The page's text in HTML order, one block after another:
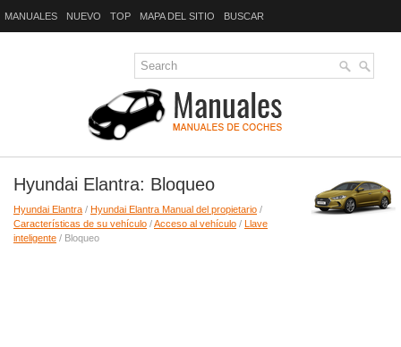
MANUALES NUEVO TOP MAPA DEL SITIO BUSCAR
Hyundai Elantra: Bloqueo
Hyundai Elantra / Hyundai Elantra Manual del propietario /
Características de su vehículo /Acceso al vehículo / Llave
inteligente / Bloqueo